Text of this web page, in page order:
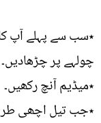
٭سب سے پہلے آپ
چولہے پر چڑھادیں۔
٭میڈیم آنچ رکھیں۔